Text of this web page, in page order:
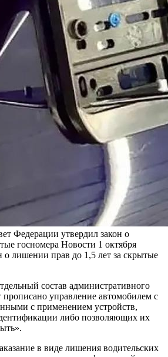
Федерации утвердил закон о
госномера Новости 1 октября
о лишении прав до 1,5 лет за скрытые
состав административного
прописано управление автомобилем с
с применением устройств,
либо позволяющих их
в виде лишения водительских